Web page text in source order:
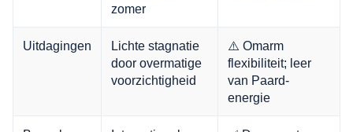
zomer
Uitdagingen
Lichte stagnatie
door overmatige
voorzichtigheid
⚠️ Omarm
flexibiliteit; leer
van Paard-
energie